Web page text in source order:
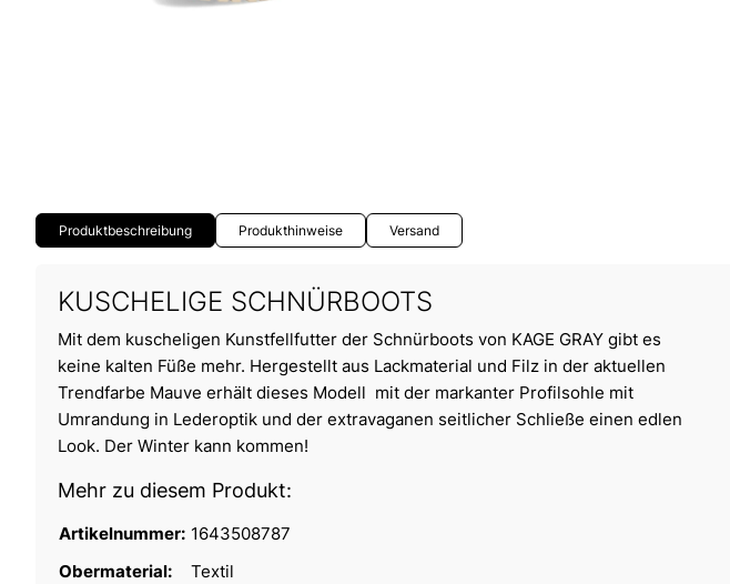
Produktbeschreibung Produkthinweise Versand
KUSCHELIGE SCHNÜRBOOTS
Mit dem kuscheligen Kunstfellfutter der Schnürboots von KAGE GRAY gibt es
keine kalten Füße mehr. Hergestellt aus Lackmaterial und Filz in der aktuellen
Trendfarbe Mauve erhält dieses Modell mit der markanter Profilsohle mit
Umrandung in Lederoptik und der extravaganen seitlicher Schließe einen edlen
Look. Der Winter kann kommen!
Mehr zu diesem Produkt:
Artikelnummer: 1643508787
Obermaterial:
Textil